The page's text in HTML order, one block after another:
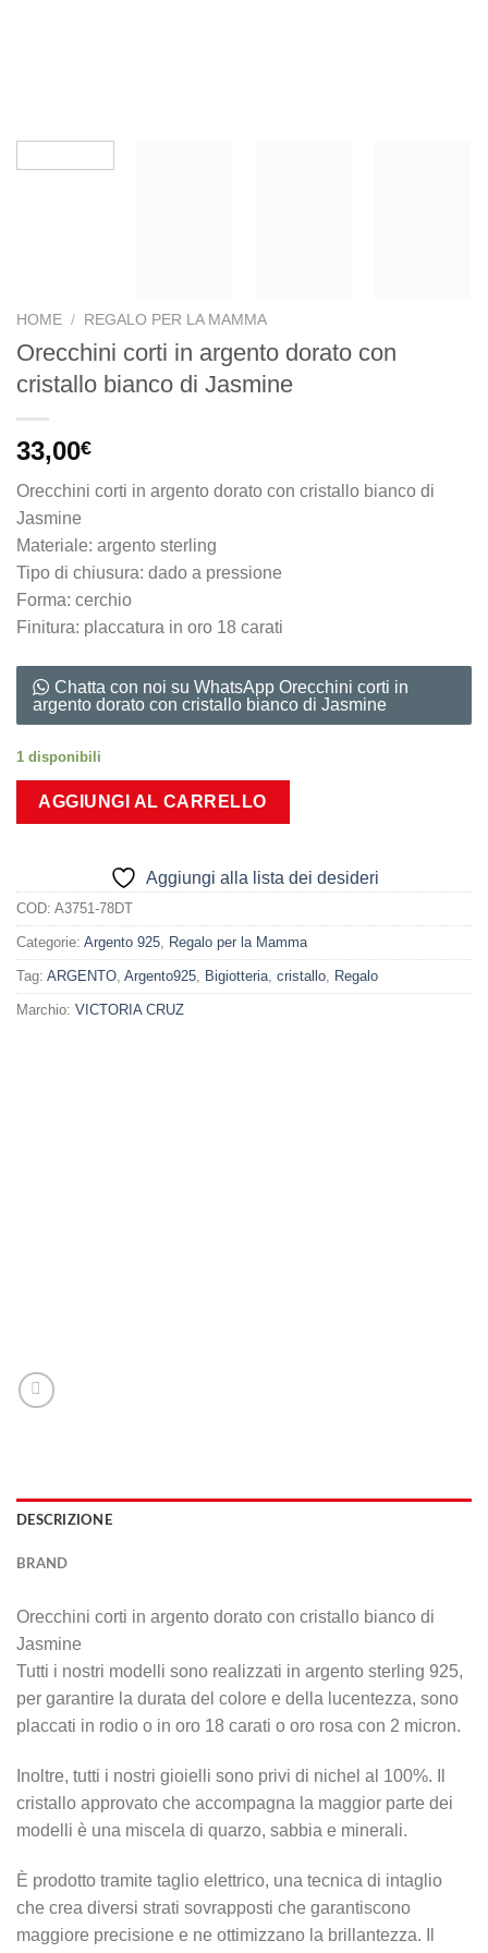
HOME / REGALO PER LA MAMMA
Orecchini corti in argento dorato con
cristallo bianco di Jasmine
33,00€
Orecchini corti in argento dorato con cristallo bianco di
Jasmine
Materiale: argento sterling
Tipo di chiusura: dado a pressione
Forma: cerchio
Finitura: placcatura in oro 18 carati
Chatta con noi su WhatsApp Orecchini corti in
argento dorato con cristallo bianco di Jasmine
1 disponibili
AGGIUNGI AL CARRELLO
Aggiungi alla lista dei desideri
COD: A3751-78DT
Categorie: Argento 925 Regalo per la Mamma
Tag: ARGENTO Argento925 Bigiotteria cristallo Regalo
Marchio: VICTORIA CRUZ
DESCRIZIONE
BRAND
Orecchini corti in argento dorato con cristallo bianco di
Jasmine
Tutti i nostri modelli sono realizzati in argento sterling 925,
per garantire la durata del colore e della lucentezza, sono
placcati in rodio o in oro 18 carati o oro rosa con 2 micron.
Inoltre, tutti i nostri gioielli sono privi di nichel al 100%. Il
cristallo approvato che accompagna la maggior parte dei
modelli è una miscela di quarzo, sabbia e minerali.
È prodotto tramite taglio elettrico, una tecnica di intaglio
che crea diversi strati sovrapposti che garantiscono
maggiore precisione e ne ottimizzano la brillantezza. Il